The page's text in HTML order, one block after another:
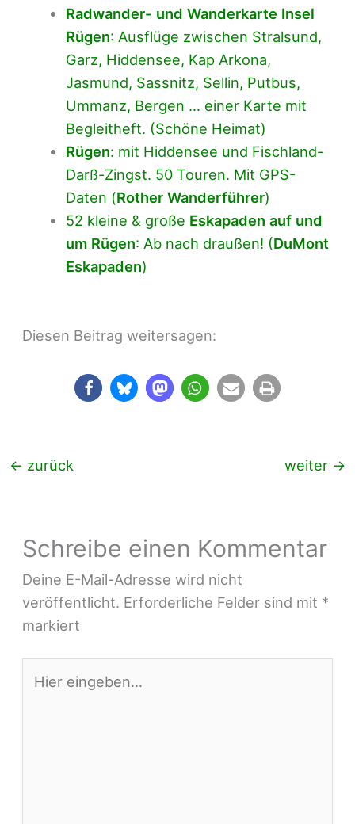
Radwander- und Wanderkarte Insel
Rügen: Ausflüge zwischen Stralsund,
Garz, Hiddensee, Kap Arkona,
Jasmund, Sassnitz, Sellin, Putbus,
Ummanz, Bergen … einer Karte mit
Begleitheft. (Schöne Heimat)
Rügen: mit Hiddensee und Fischland-
Darß-Zingst. 50 Touren. Mit GPS-
Daten (Rother Wanderführer)
52 kleine & große Eskapaden auf und
um Rügen: Ab nach draußen! (DuMont
Eskapaden)
Diesen Beitrag weitersagen:
← zurück weiter →
Schreibe einen Kommentar
Deine E-Mail-Adresse wird nicht
veröffentlicht. Erforderliche Felder sind mit *
markiert
eingeben…